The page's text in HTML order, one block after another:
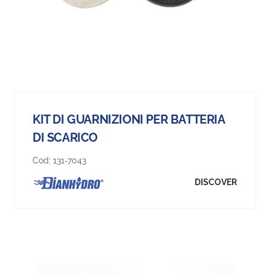
KIT DI GUARNIZIONI PER BATTERIA
DI SCARICO
Cod: 131-7043
DISCOVER